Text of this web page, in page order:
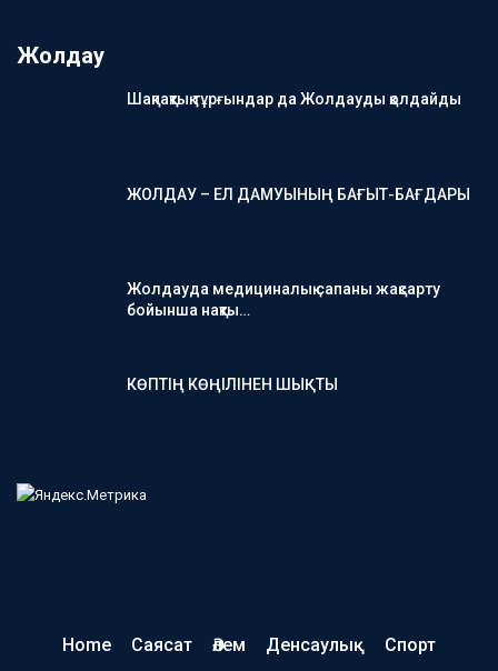
Жолдау
Шақпақтық тұрғындар да Жолдауды қолдайды
ЖОЛДАУ – ЕЛ ДАМУЫНЫҢ БАҒЫТ-БАҒДАРЫ
Жолдауда медициналық сапаны жақсарту
бойынша нақты…
КӨПТІҢ КӨҢІЛІНЕН ШЫҚТЫ
Home Саясат Әлем Денсаулық Спорт